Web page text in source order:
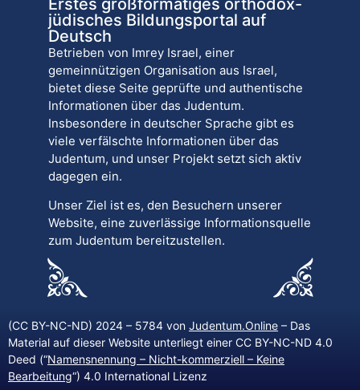
jüdisches Bildungsportal auf
Deutsch
Betrieben von Imrey Israel, einer
gemeinnützigen Organisation aus Israel,
bietet diese Seite geprüfte und authentische
Informationen über das Judentum.
Insbesondere in deutscher Sprache gibt es
viele verfälschte Informationen über das
Judentum, und unser Projekt setzt sich aktiv
dagegen ein.
Unser Ziel ist es, den Besuchern unserer
Website, eine zuverlässige Informationsquelle
zum Judentum bereitzustellen.
(CC BY-NC-ND) 2024 – 5784 von Judentum.Online – Das
Material auf dieser Website unterliegt einer CC BY-NC-ND 4.0
Deed (“Namensnennung – Nicht-kommerziell – Keine
Bearbeitung“) 4.0 International Lizenz